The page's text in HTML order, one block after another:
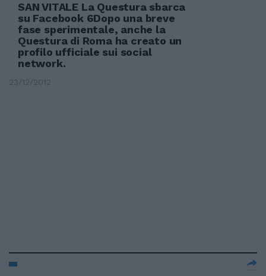
SAN VITALE La Questura sbarca
su Facebook 6Dopo una breve
fase sperimentale, anche la
Questura di Roma ha creato un
profilo ufficiale sui social
network.
23/12/2012